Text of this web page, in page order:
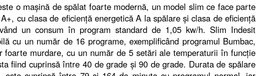
o maşină de spălat foarte modernă, un model slim ce face parte
cu clasa de eficienţă energetică A la spălare şi clasa de eficienţă
un consum în program standard de 1,05 kw/h. Slim Indesit
cu un număr de 16 programe, exemplificând programul Bumbac,
foarte murdare, cu un număr de 5 setări ale temperaturii în funcţie
fiind cuprinsă între 40 de grade şi 90 de grade. Durata de spălare